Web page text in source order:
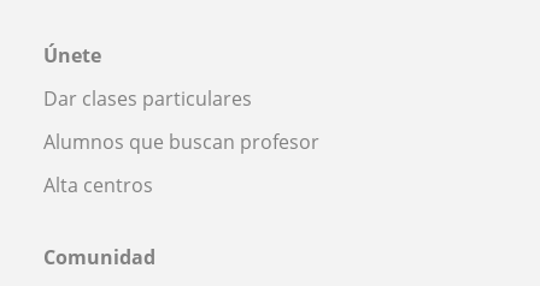
Únete
Dar clases particulares
Alumnos que buscan profesor
Alta centros
Comunidad